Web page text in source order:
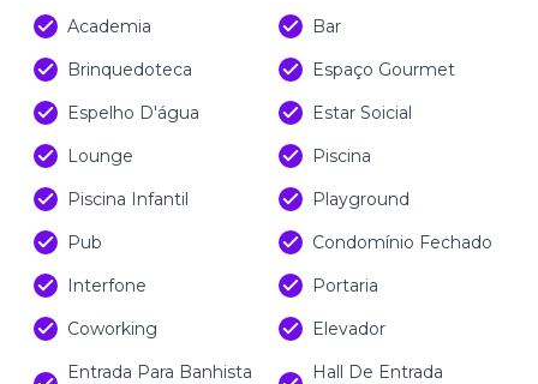
Academia
Bar
Brinquedoteca
Espaço Gourmet
Espelho D'água
Estar Soicial
Lounge
Piscina
Piscina Infantil
Playground
Pub
Condomínio Fechado
Interfone
Portaria
Coworking
Elevador
Entrada Para Banhista
Hall De Entrada